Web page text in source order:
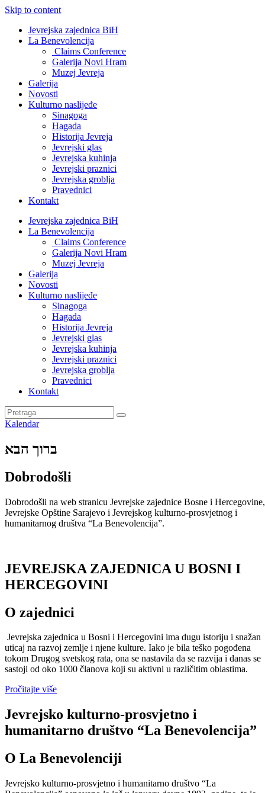
Skip to content
Jevrejska zajednica BiH
La Benevolencija
Claims Conference
Galerija Novi Hram
Muzej Jevreja
Galerija
Novosti
Kulturno naslijeđe
Sinagoga
Hagada
Historija Jevreja
Jevrejski glas
Jevrejska kuhinja
Jevrejski praznici
Jevrejska groblja
Pravednici
Kontakt
Jevrejska zajednica BiH
La Benevolencija
Claims Conference
Galerija Novi Hram
Muzej Jevreja
Galerija
Novosti
Kulturno naslijeđe
Sinagoga
Hagada
Historija Jevreja
Jevrejski glas
Jevrejska kuhinja
Jevrejski praznici
Jevrejska groblja
Pravednici
Kontakt
Kalendar
ברוך הבא
Dobrodošli
Dobrodošli na web stranicu Jevrejske zajednice Bosne i Hercegovine,
Jevrejske Opštine Sarajevo i Jevrejskog kulturno-prosvjetnog i
humanitarnog društva “La Benevolencija”.
JEVREJSKA ZAJEDNICA U BOSNI I
HERCEGOVINI
O zajednici
Jevrejska zajednica u Bosni i Hercegovini ima dugu istoriju i snažan
uticaj na razvoj zemlje i njene kulture. Iako je bila teško pogođena
tokom Drugog svetskog rata, ona se nastavila da se razvija i danas se
sastoji od oko 1000 članova koji su aktivni u različitim oblastima.
Pročitajte više
Jevrejsko kulturno-prosvjetno i
humanitarno društvo “La Benevolencija”
O La Benevolenciji
Jevrejsko kulturno-prosvjetno i humanitarno društvo “La